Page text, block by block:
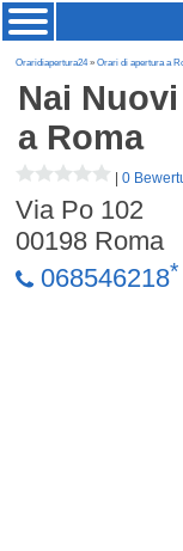
Oraridiapertura24»Orari di apertura a
Nai
a Roma
|0
Via Po 102
00198 Roma
068546218*